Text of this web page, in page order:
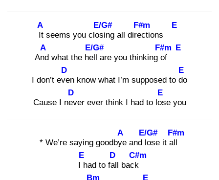
It
A
seems you closi
E/G#
ng all direc
F#m
tions
E
And
A
what the hell
E/G#
are you thinking of
F#m E
I don’t eve
D
n know what I’m supposed to do
E
Cause I nev
D
er ever think I had to los
E
e you
* We’re saying goodbye
A
and lo
E/G#
se it all
F#m
I h
E
ad to fall
D
back
C#m
Bm
E